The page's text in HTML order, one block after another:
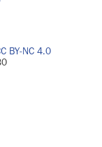
BY-NC 4.0